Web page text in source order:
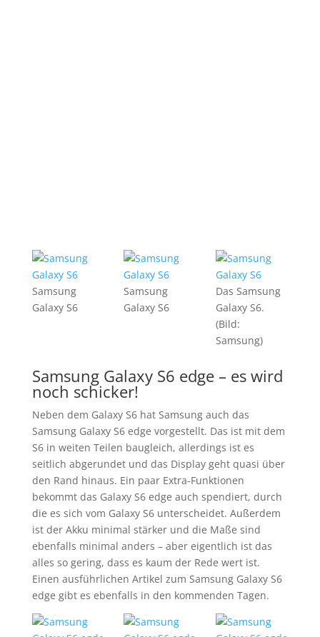
Samsung
Galaxy S6
Samsung
Galaxy S6
Das Samsung
Galaxy S6.
(Bild:
Samsung)
Samsung Galaxy S6 edge – es wird
noch schicker!
Neben dem Galaxy S6 hat Samsung auch das
Samsung Galaxy S6 edge vorgestellt. Das ist mit dem
S6 in weiten Teilen baugleich, allerdings ist es
seitlich abgerundet und das Display geht quasi über
den Rand hinaus. Ein paar Extra-Funktionen
bekommt das Galaxy S6 edge auch spendiert, durch
die es sich vom Galaxy S6 unterscheidet. Außerdem
ist der Akku minimal stärker und die Maße sind
ebenfalls minimal anders – aber eigentlich ist das
alles so gering, dass es kaum der Rede wert ist.
Einen ausführlichen Artikel zum Samsung Galaxy S6
edge gibt es ebenfalls in den kommenden Tagen.